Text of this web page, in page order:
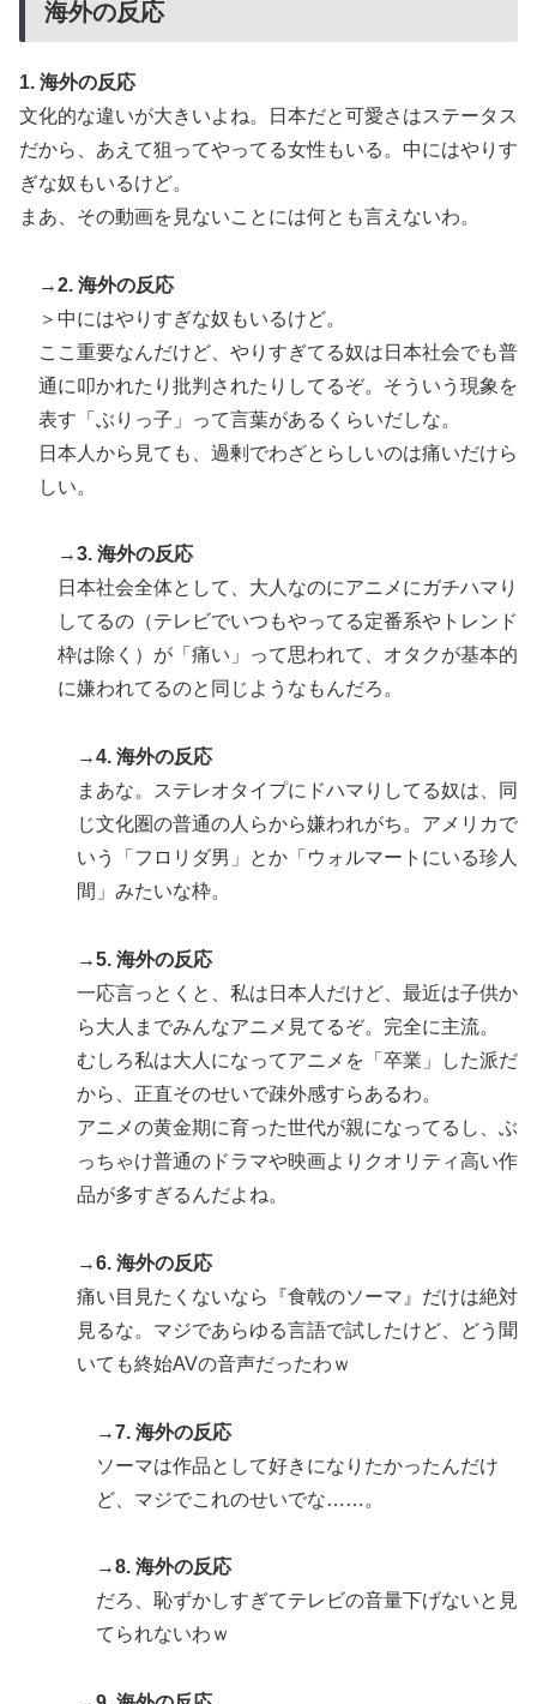
海外の反応
1. 海外の反応
文化的な違いが大きいよね。日本だと可愛さはステータス
だから、あえて狙ってやってる女性もいる。中にはやりす
ぎな奴もいるけど。
まあ、その動画を見ないことには何とも言えないわ。
→2. 海外の反応
＞中にはやりすぎな奴もいるけど。
ここ重要なんだけど、やりすぎてる奴は日本社会でも普
通に叩かれたり批判されたりしてるぞ。そういう現象を
表す「ぶりっ子」って言葉があるくらいだしな。
日本人から見ても、過剰でわざとらしいのは痛いだけら
しい。
→3. 海外の反応
日本社会全体として、大人なのにアニメにガチハマり
してるの（テレビでいつもやってる定番系やトレンド
枠は除く）が「痛い」って思われて、オタクが基本的
に嫌われてるのと同じようなもんだろ。
→4. 海外の反応
まあな。ステレオタイプにドハマりしてる奴は、同
じ文化圏の普通の人らから嫌われがち。アメリカで
いう「フロリダ男」とか「ウォルマートにいる珍人
間」みたいな枠。
→5. 海外の反応
一応言っとくと、私は日本人だけど、最近は子供か
ら大人までみんなアニメ見てるぞ。完全に主流。
むしろ私は大人になってアニメを「卒業」した派だ
から、正直そのせいで疎外感すらあるわ。
アニメの黄金期に育った世代が親になってるし、ぶ
っちゃけ普通のドラマや映画よりクオリティ高い作
品が多すぎるんだよね。
→6. 海外の反応
痛い目見たくないなら『食戟のソーマ』だけは絶対
見るな。マジであらゆる言語で試したけど、どう聞
いても終始AVの音声だったわｗ
→7. 海外の反応
ソーマは作品として好きになりたかったんだけ
ど、マジでこれのせいでな……。
→8. 海外の反応
だろ、恥ずかしすぎてテレビの音量下げないと見
てられないわｗ